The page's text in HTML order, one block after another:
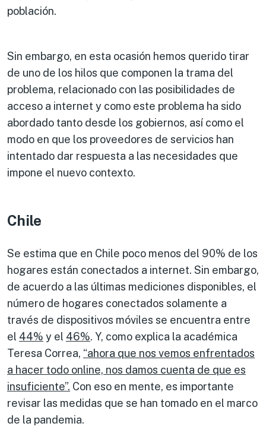
población.
Sin embargo, en esta ocasión hemos querido tirar
de uno de los hilos que componen la trama del
problema, relacionado con las posibilidades de
acceso a internet y como este problema ha sido
abordado tanto desde los gobiernos, así como el
modo en que los proveedores de servicios han
intentado dar respuesta a las necesidades que
impone el nuevo contexto.
Chile
Se estima que en Chile poco menos del 90% de los
hogares están conectados a internet. Sin embargo,
de acuerdo a las últimas mediciones disponibles, el
número de hogares conectados solamente a
través de dispositivos móviles se encuentra entre
el 44% y el 46%. Y, como explica la académica
Teresa Correa, “ahora que nos vemos enfrentados
a hacer todo online, nos damos cuenta de que es
insuficiente”. Con eso en mente, es importante
revisar las medidas que se han tomado en el marco
de la pandemia.